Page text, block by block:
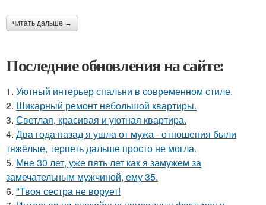
читать дальше →
Последние обновления на сайте:
1. Уютный интерьер спальни в современном стиле.
2. Шикарный ремонт небольшой квартиры.
3. Светлая, красивая и уютная квартира.
4. Два года назад я ушла от мужа - отношения были
тяжёлые, терпеть дальше просто не могла.
5. Мне 30 лет, уже пять лет как я замужем за
замечательным мужчиной, ему 35.
6. "Твоя сестра не ворует!